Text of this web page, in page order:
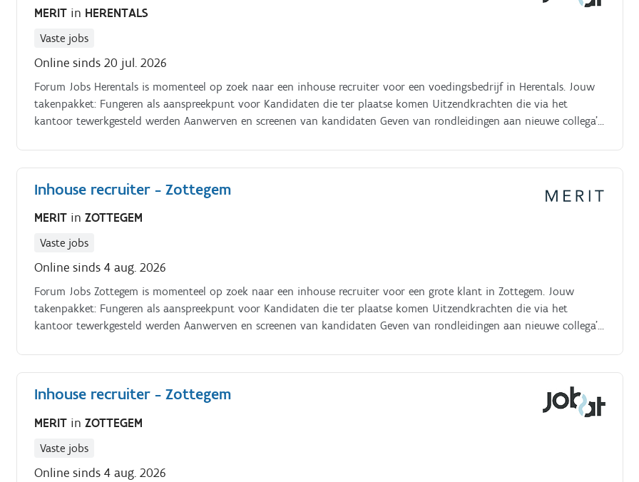
MERIT in HERENTALS
Vaste jobs
Online sinds 20 jul. 2026
Forum Jobs Herentals is momenteel op zoek naar een inhouse recruiter voor een voedingsbedrijf in Herentals. Jouw
takenpakket: Fungeren als aanspreekpunt voor Kandidaten die ter plaatse komen Uitzendkrachten die via het
kantoor tewerkgesteld werden Aanwerven en screenen van kandidaten Geven van rondleidingen aan nieuwe collega's
Inhouse recruiter - Zottegem
MERIT inZOTTEGEM
Vaste jobs
Online sinds 4 aug. 2026
Forum Jobs Zottegem is momenteel op zoek naar een inhouse recruiter voor een grote klant in Zottegem. Jouw
takenpakket: Fungeren als aanspreekpunt voor Kandidaten die ter plaatse komen Uitzendkrachten die via het
kantoor tewerkgesteld werden Aanwerven en screenen van kandidaten Geven van rondleidingen aan nieuwe collega's
Inhouse recruiter - Zottegem
MERIT inZOTTEGEM
Vaste jobs
Online sinds 4 aug. 2026